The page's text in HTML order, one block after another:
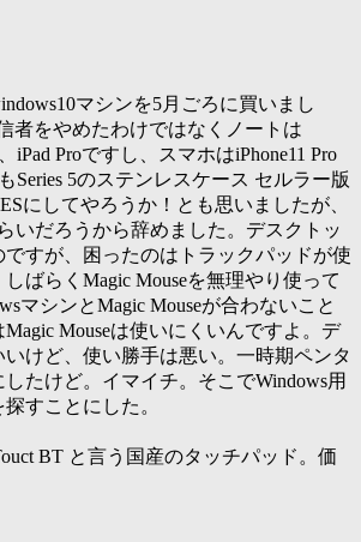
マシンを5月ごろに買いまし
者をやめたわけではなくノートは
iPad Proですし、スマホはiPhone11 Pro
Series 5のステンレスケース セルラー版
にしてやろうか！とも思いましたが、
いだろうから辞めました。デスクトッ
ですが、困ったのはトラックパッドが使
ばらくMagic Mouseを無理やり使って
マシンとMagic Mouseが合わないこと
Mouseは使いにくいんですよ。デ
けど、使い勝手は悪い。一時期ペンタ
たけど。イマイチ。そこでWindows用
すことにした。
BT と言う国産のタッチパッド。価